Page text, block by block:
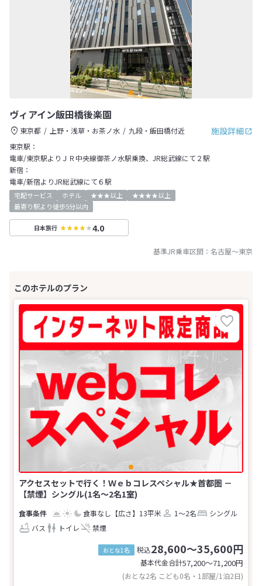
ヴィアイン飯田橋後楽園
施設詳細
東京都 上野・浅草・お茶ノ水
九段・飯田橋付近
東京駅：
電車/東京駅よりＪＲ中央線御茶ノ水駅乗換、JR総武線にて２駅
新宿：
電車/新宿よりJR総武線にて６駅
宅配サービス ホテル ★★★以上
★★★★以上
最寄り駅より徒歩5分以内
日本旅行 4.0
基準JR乗車区間： 名古屋～東京
アクセスセットで行く！Ｗｅｂコレスペシャル★首都圏 －
【禁煙】シングル(1名～2名1室)
食事なし 【広さ】13平米 1～2名
シングル
バス
トイレ 禁煙
おとな1名 税込28,600～35,600円
基本代金合計57,200〜71,200円
(おとな2名 こども0名・1部屋/1泊2日)